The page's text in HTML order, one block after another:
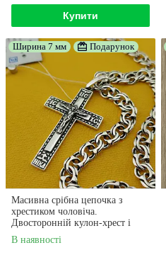
Купити
Ширина 7 мм Подарунок
Масивна срібна цепочка з
хрестиком чоловіча.
Двосторонній кулон-хрест і
ланцюжок зі срібла 925 проби
55 см
В наявності